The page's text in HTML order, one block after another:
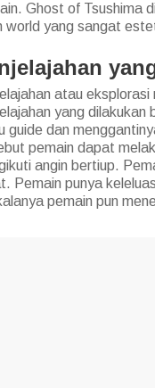
Ghost of Tsushima
world yang sangat
atau
yang dilakukan
guide dan
pemain dapat
angin bertiup.
Pemain punya
pemain pun